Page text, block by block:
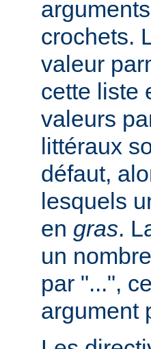
crochets.
valeur
cette liste
valeurs
littéraux
défaut,
lesquels
en gras.
un
par "...",
argument